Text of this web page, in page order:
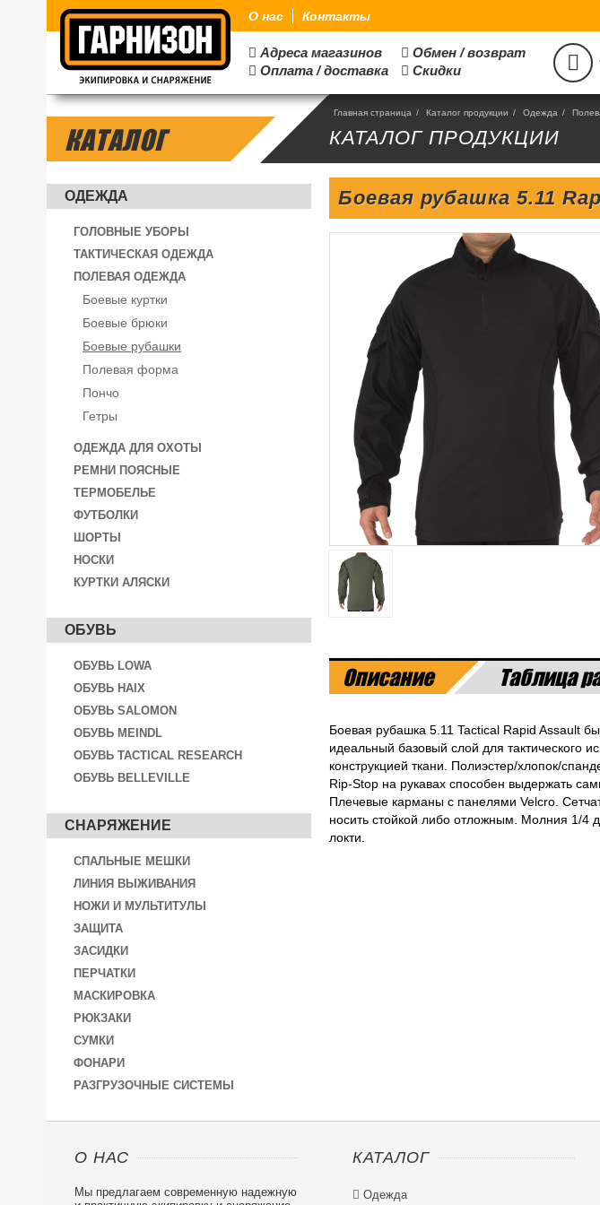
О нас Контакты
 Адреса магазинов  Обмен / возврат
 Оплата / доставка  Скидки 
КАТАЛОГ
ОДЕЖДА
ГОЛОВНЫЕ УБОРЫ
ТАКТИЧЕСКАЯ ОДЕЖДА
ПОЛЕВАЯ ОДЕЖДА
Боевые куртки
Боевые брюки
Боевые рубашки
Полевая форма
Пончо
Гетры
ОДЕЖДА ДЛЯ ОХОТЫ
РЕМНИ ПОЯСНЫЕ
ТЕРМОБЕЛЬЕ
ФУТБОЛКИ
ШОРТЫ
НОСКИ
КУРТКИ АЛЯСКИ
ОБУВЬ
ОБУВЬ LOWA
ОБУВЬ HAIX
ОБУВЬ SALOMON
ОБУВЬ MEINDL
ОБУВЬ TACTICAL RESEARCH
ОБУВЬ BELLEVILLE
СНАРЯЖЕНИЕ
СПАЛЬНЫЕ МЕШКИ
ЛИНИЯ ВЫЖИВАНИЯ
НОЖИ И МУЛЬТИТУЛЫ
ЗАЩИТА
ЗАСИДКИ
ПЕРЧАТКИ
МАСКИРОВКА
РЮКЗАКИ
СУМКИ
ФОНАРИ
РАЗГРУЗОЧНЫЕ СИСТЕМЫ
Главная страница / Каталог продукции / Одежда /
КАТАЛОГ ПРОДУКЦИИ
Боевая рубашка 5.11
Описание Таблица
Боевая рубашка 5.11 Tactical Rapid Assault
идеальный базовый слой для тактического
конструкцией ткани. Полиэстер/хлопок/
Rip-Stop на рукавах способен выдержать
Плечевые карманы с панелями Velcro.
носить стойкой либо отложным. Молния 1/
локти.
О НАС
Мы предлагаем современную надежную
КАТАЛОГ
 Одежда